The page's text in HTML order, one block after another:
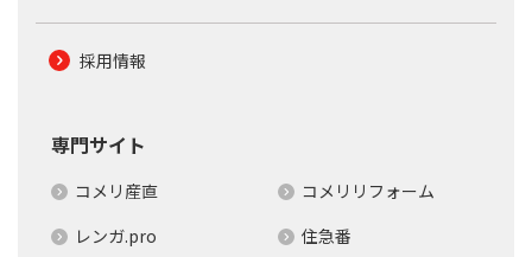
採用情報
専門サイト
コメリ産直
コメリリフォーム
レンガ.pro
住急番